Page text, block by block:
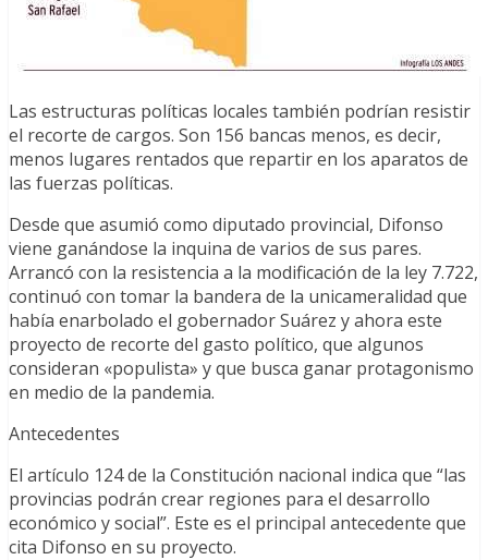
Las estructuras políticas locales también podrían resistir
el recorte de cargos. Son 156 bancas menos, es decir,
menos lugares rentados que repartir en los aparatos de
las fuerzas políticas.
Desde que asumió como diputado provincial, Difonso
viene ganándose la inquina de varios de sus pares.
Arrancó con la resistencia a la modificación de la ley 7.722,
continuó con tomar la bandera de la unicameralidad que
había enarbolado el gobernador Suárez y ahora este
proyecto de recorte del gasto político, que algunos
consideran «populista» y que busca ganar protagonismo
en medio de la pandemia.
Antecedentes
El artículo 124 de la Constitución nacional indica que “las
provincias podrán crear regiones para el desarrollo
económico y social”. Este es el principal antecedente que
cita Difonso en su proyecto.